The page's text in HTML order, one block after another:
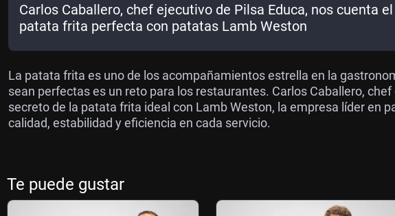
Carlos Caballero, chef ejecutivo de Pilsa Educa, nos cuenta
patata frita perfecta con patatas Lamb Weston
La patata frita es uno de los acompañamientos estrella en la
sean perfectas es un reto para los restaurantes. Carlos Caballero,
secreto de la patata frita ideal con Lamb Weston, la empresa líder en
calidad, estabilidad y eficiencia en cada servicio.
Te puede gustar